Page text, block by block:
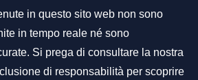
in questo sito web non sono
in tempo reale né sono
Si prega di consultare la nostra
di responsabilità per scoprire